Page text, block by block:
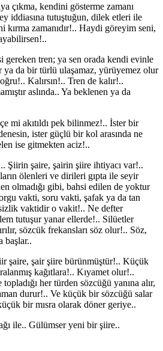
çıkma, kendini gösterme zamanı
iddiasına tutuştuğun, dilek etleri ile
zamanıdır!.. Haydi göreyim seni,
gereken tren; ya sen orada kendi evinle
ya da bir türlü ulaşamaz, yürüyemez olur
Kalırsın!.. Tren de kalır!..
aslında.. Ya beklenen ya da
mi akıtıldı pek bilinmez!.. İster bir
ister güçlü bir kol arasında ne
ise gitmekten aciz!..
Şiirin şaire, şairin şiire ihtiyacı var!..
ölenleri ve dirileri gıpta ile seyir
olmadığı gibi, bahsi edilen de yoktur
vakti, soru vakti, şafak ya da tan
vaktidir o vakit!.. Ne defter
tutuşur yanar ellerde!.. Silüetler
sözcük frekansları söz olur!.. Söz,
başlar..
şaire, şair şiire bürünmüştür!.. Küçük
kağıtlara!.. Kıyamet olur!..
her türden sözcüğü yanına alır,
durur!.. Ve küçük bir sözcüğü salar
bir mısra olarak döner geriye..
ile.. Gülümser yeni bir şiire..